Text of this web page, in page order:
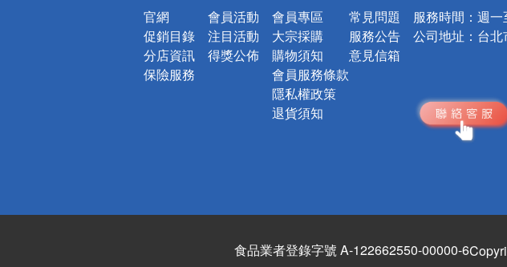
官網
促銷目錄
分店資訊
保險服務
會員活動
注目活動
得獎公佈
會員專區
大宗採購
購物須知
會員服務條款
隱私權政策
退貨須知
常見問題
服務公告
意見信箱
服務時間： 週一
公司地址： 台
食品業者登錄字號 A-122662550-00000-6